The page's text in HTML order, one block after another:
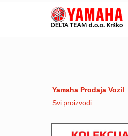
Yamaha Prodaja Vozil
Svi proizvodi